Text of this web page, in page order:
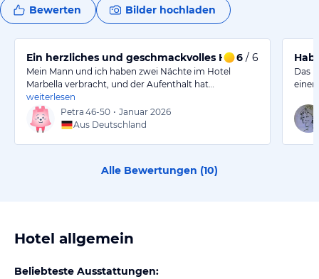
Bewerten Bilder hochladen
Ein herzliches und geschmackvolles Hotel-Erlebnis
6 / 6
Mein Mann und ich haben zwei Nächte im Hotel
Marbella verbracht, und der Aufenthalt hat…
weiterlesen
Petra 46-50 • Januar 2026
Aus Deutschland
Das
Alle Bewertungen (10)
Hotel allgemein
Beliebteste Ausstattungen: